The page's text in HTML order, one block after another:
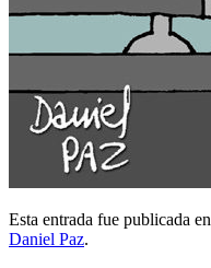
Esta entrada fue publicada en
Daniel Paz.